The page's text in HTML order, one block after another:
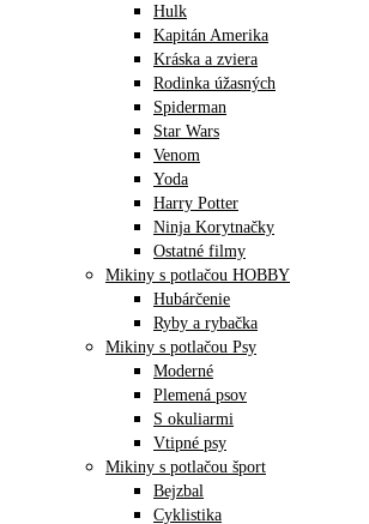
Hulk
Kapitán Amerika
Kráska a zviera
Rodinka úžasných
Spiderman
Star Wars
Venom
Yoda
Harry Potter
Ninja Korytnačky
Ostatné filmy
Mikiny s potlačou HOBBY
Hubárčenie
Ryby a rybačka
Mikiny s potlačou Psy
Moderné
Plemená psov
S okuliarmi
Vtipné psy
Mikiny s potlačou šport
Bejzbal
Cyklistika